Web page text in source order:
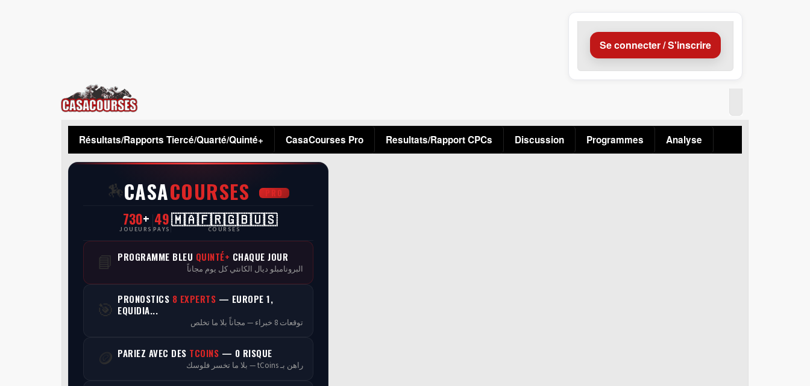
CasaCourses
Se connecter / S'inscrire
Résultats/Rapports Tiercé/Quarté/Quinté+ CasaCourses Pro Resultats/Rapport CPCs Discussion Programmes Analyse
🏇CASACOURSES PRO
730+
JOUEURS
49
PAYS
🇲🇦🇫🇷🇬🇧🇺🇸
COURSES
📘 PROGRAMME BLEU QUINTÉ+ CHAQUE JOUR
البرونامبلو ديال الكانتي كل يوم مجاناً
🎯 PRONOSTICS 8 EXPERTS — EUROPE 1,
EQUIDIA...
توقعات 8 خبراء — مجاناً بلا ما تخلص
🪙 PARIEZ AVEC DES TCOINS — 0 RISQUE
راهن بـ tCoins — بلا ما تخسر فلوسك